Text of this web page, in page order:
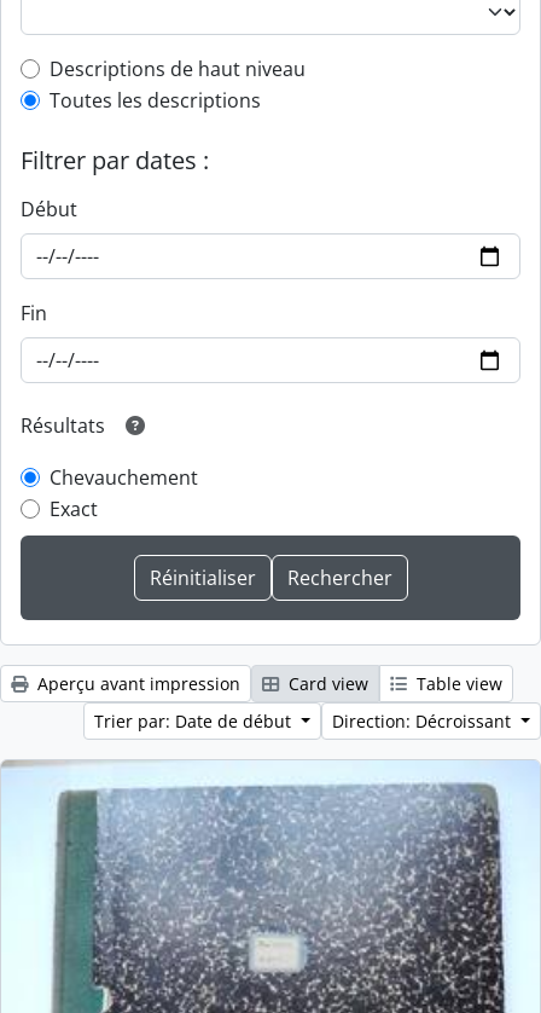
Top-level description filter
Descriptions de haut niveau
Toutes les descriptions
Filtrer par dates :
Début
Fin
Résultats
Chevauchement
Exact
Aperçu avant impression Card view
Table view
Trier par: Date de début
Direction: Décroissant